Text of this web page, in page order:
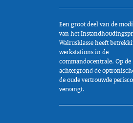
Een groot deel van de
van het
Walrusklasse heeft
werkstations in de
commandocentrale. Op de
achtergrond de
de oude vertrouwde
vervangt.